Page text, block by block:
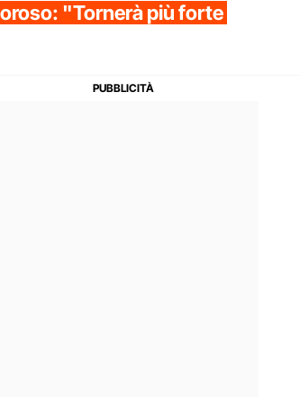
"Tornerà più forte